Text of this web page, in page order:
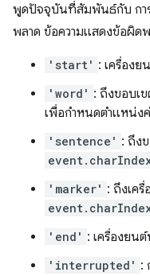
พูดปัจจุบันที่สัมพันธ์กับ กา
พลาด ข้อความแสดงข้อผิด
'start' : เครื่องย
'word' : ถึงขอบเ
เพื่อกำหนดตำแหน่ง
'sentence' : ถึง
'marker' : ถึงเค
'end' : เครื่องยน
'interrupted' :